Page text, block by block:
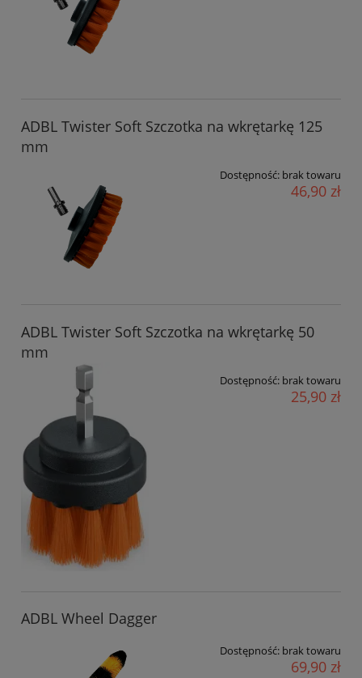
ADBL Twister Soft Szczotka na wkrętarkę 125
mm
Dostępność: brak towaru
46,90 zł
ADBL Twister Soft Szczotka na wkrętarkę 50
mm
Dostępność: brak towaru
25,90 zł
ADBL Wheel Dagger
Dostępność: brak towaru
69,90 zł